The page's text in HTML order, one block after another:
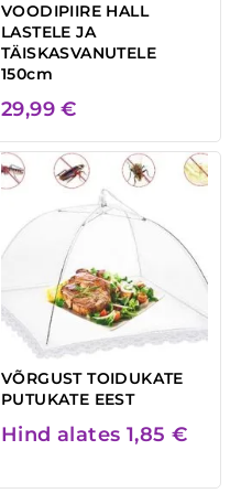
VOODIPIIRE HALL
LASTELE JA
TÄISKASVANUTELE
150cm
29,99€
VÕRGUST TOIDUKATE
PUTUKATE EEST
Hind alates 1,85 €